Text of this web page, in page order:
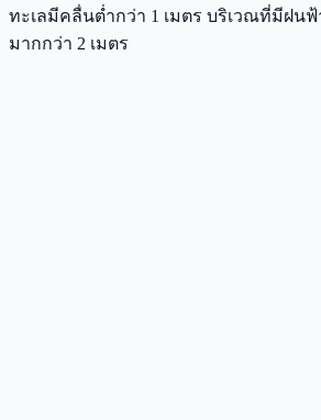
ทะเลมีคลื่นต่ำกว่า 1 เมตร บริเวณที่มีฝน
มากกว่า 2 เมตร